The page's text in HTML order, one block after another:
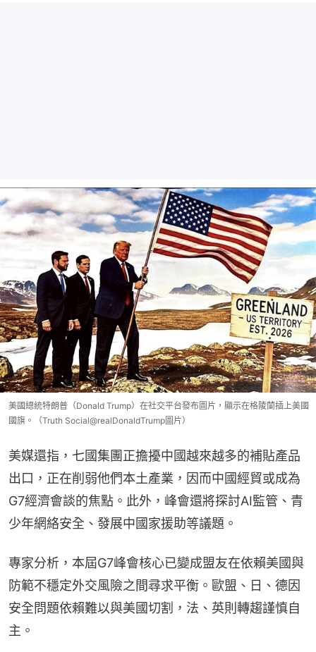
美國總統特朗普（Donald Trump）在社交平台發布圖片，顯示在格陵蘭插上美國
國旗。（Truth Social@realDonaldTrump圖片）
美媒還指，七國集團正擔擾中國越來越多的補貼產品
出口，正在削弱他們本土產業，因而中國經貿或成為
G7經濟會談的焦點。此外，峰會還將探討AI監管、青
少年網絡安全、發展中國家援助等議題。
專家分析，本屆G7峰會核心已變成盟友在依賴美國與
防範不穩定外交風險之間尋求平衡。歐盟、日、德因
安全問題依賴難以與美國切割，法、英則轉趨謹慎自
主。